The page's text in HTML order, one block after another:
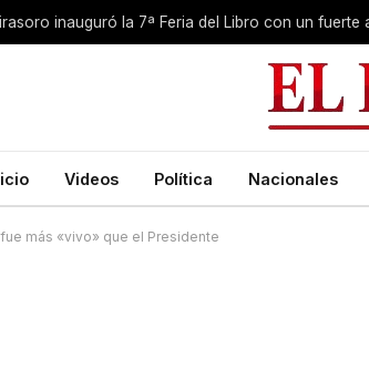
Videos Política Nacionales
más «vivo» que el Presidente